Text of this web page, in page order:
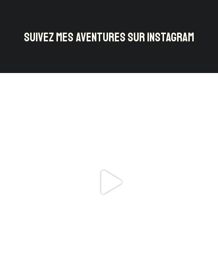
SUIVEZ MES AVENTURES SUR INSTAGRAM